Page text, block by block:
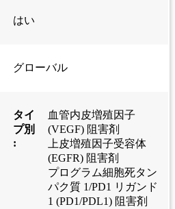
はい
グローバル
タイ
プ別
:
血管内皮増殖因子
(VEGF) 阻害剤
上皮増殖因子受容体
(EGFR) 阻害剤
プログラム細胞死タン
パク質 1/PD1 リガンド
1 (PD1/PDL1) 阻害剤